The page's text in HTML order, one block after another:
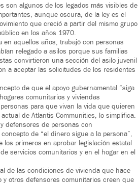
son algunos de los legados más visibles de
aunque oscura, de la ley es el
que creció a partir del mismo grupo
en los años 1970.
aquellos años, trabajó con personas
relegado a asilos porque sus familias
convirtieron una sección del asilo juvenil
a aceptar las solicitudes de los residentes
de que el apoyo gubernamental “siga
comunitarios y viviendas
para que vivan la vida que quieren
de Atlantis Communities, lo simplifica.
defensores de personas con
de “el dinero sigue a la persona”,
los primeros en aprobar legislación estatal
servicios comunitarios y en el hogar en el
de las condiciones de vivienda que hace
y otros defensores comunitarios creen que